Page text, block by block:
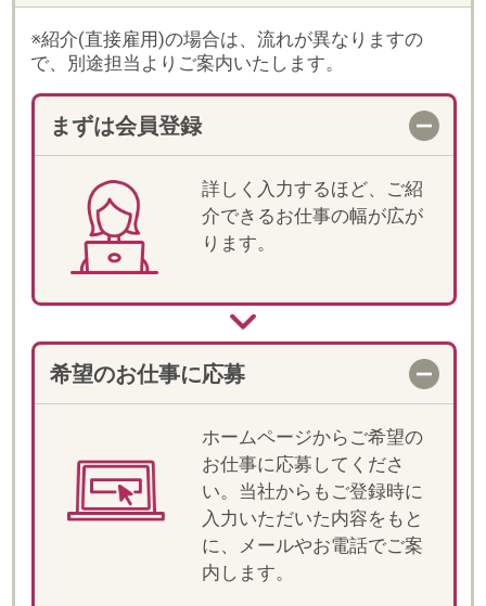
お仕事に応募してくださ
い。当社からもご登録時に
に、メールやお電話でご案
内します。
一次選考
登録時に入力いただいた内
容をもとに一次選考を行い
電話での詳細確認
より電話でお仕事の詳細説
明と条件・ご経験の確認を
します。